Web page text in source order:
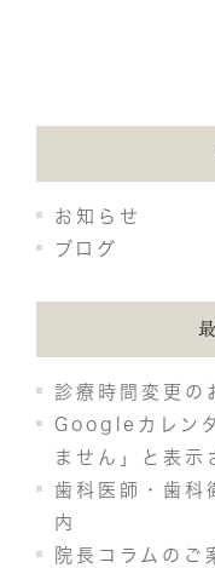
お知らせ
ブログ
診療時間変更の
Googleカレン
ません」と表示
歯科医師・歯科
内
院長コラムのご